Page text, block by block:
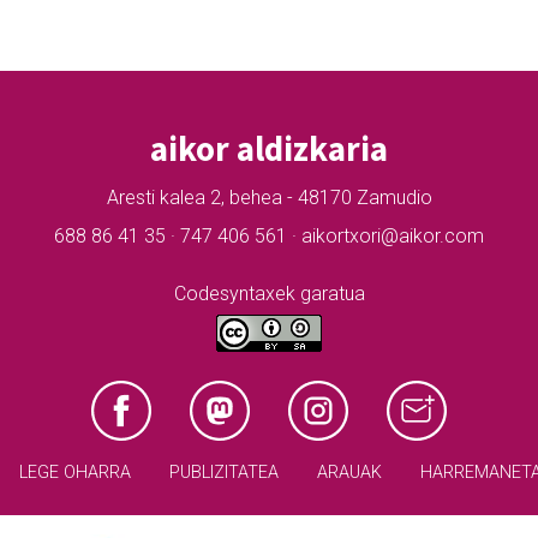
aikor aldizkaria
Aresti kalea 2, behea - 48170 Zamudio
688 86 41 35 · 747 406 561 · aikortxori@aikor.com
Codesyntaxek garatua
LEGE OHARRA PUBLIZITATEA ARAUAK